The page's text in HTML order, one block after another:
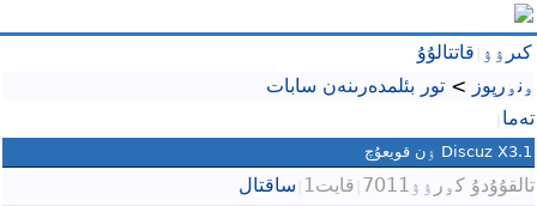
كىرۉۉ قاتتالۇۇ
ۅنۅرپوز > تور بئلمدەرىنەن سابات
تەما
Discuz X3.1 ۉن قويعۇچ
تالقۇۇدۇ كۅرۉۉ7011 قايت1
ساقتال